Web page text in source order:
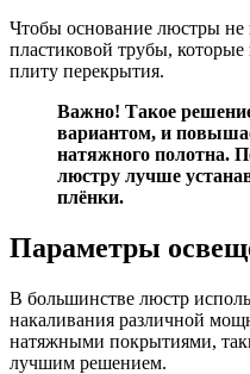
Чтобы основание люстры не
пластиковой трубы, которые
плиту перекрытия.
Важно! Такое
вариантом, и
натяжного полотна.
люстру лучше
плёнки.
Параметры
В большинстве люстр
накаливания различной
натяжными покрытиями,
лучшим решением.